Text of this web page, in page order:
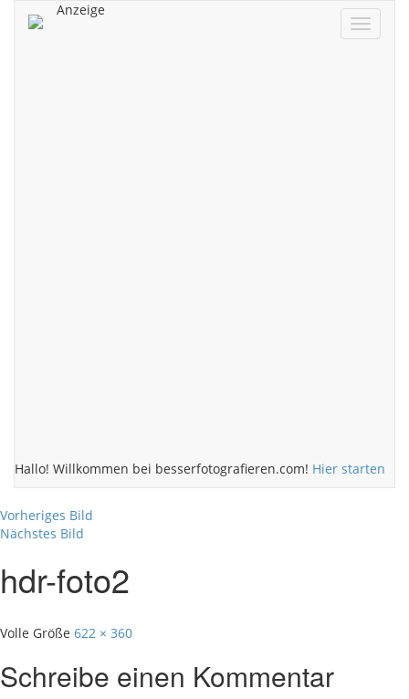
ein/aus
Anzeige
Hallo! Willkommen bei besserfotografieren.com! Hier starten
Vorheriges Bild
Nächstes Bild
hdr-foto2
Volle Größe 622 × 360
Schreibe einen Kommentar